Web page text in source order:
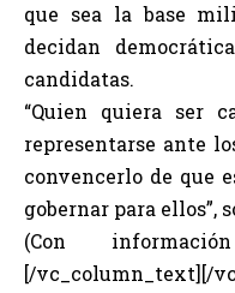
que sea la base
decidan
candidatas.
“Quien quiera ser
representarse ante
convencerlo de que
gobernar para ellos”,
(Con
[/vc_column_text][/